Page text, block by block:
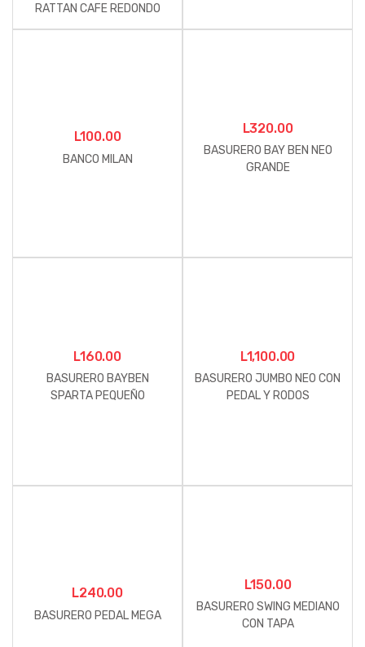
RATTAN CAFE REDONDO
L100.00
BANCO MILAN
L320.00
BASURERO BAY BEN NEO
GRANDE
L160.00
BASURERO BAYBEN
SPARTA PEQUEÑO
L1,100.00
BASURERO JUMBO NEO CON
PEDAL Y RODOS
L240.00
BASURERO PEDAL MEGA
L150.00
BASURERO SWING MEDIANO
CON TAPA